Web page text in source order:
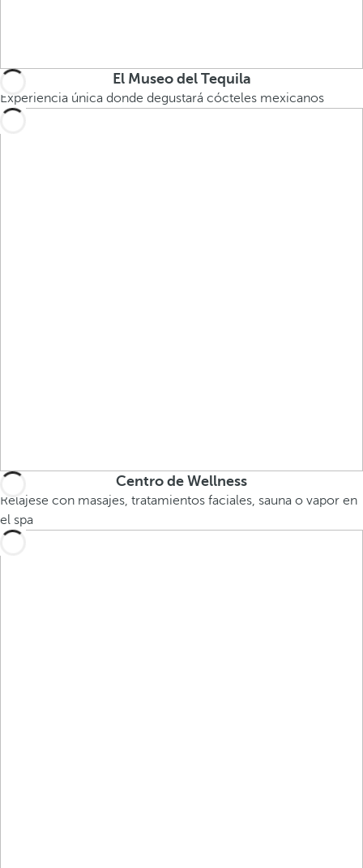
El Museo del Tequila
Experiencia única donde degustará cócteles mexicanos
Centro de Wellness
Relájese con masajes, tratamientos faciales, sauna o vapor en
el spa